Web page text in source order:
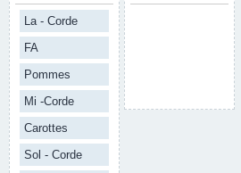
La - Corde
FA
Pommes
Mi -Corde
Carottes
Sol - Corde